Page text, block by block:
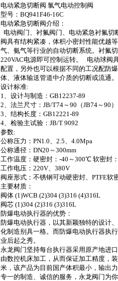
电动紧急切断阀 氯气电动控制阀
型号：BQ941F46-16C
电动紧急切断阀介绍：
电动阀门、衬氟阀门、电动紧急衬氟
阀具有结构紧凑，体积小密封性能优越
气、氨气等行业的自动切断系统。衬氟
220VAC电源即可控制运转。 电动球阀
配置，另外也可以根据不同的工况配防
体、液体输送管道中介质的切断或流通。
设计标准:
1、设计与制造：GB12237-89
2、法兰尺寸：JB/T74～90（JB74～90）
3、结构长度：GB12221-89
4、检验主试验：JB/T 9092
参数:
公称压力：PN1.0、2.5、4.0Mpa
公称通径：DN20～300mm
工作温度：硬密封：-40～300℃ 软密封
工作电压：220V、380V
阀座形式：不锈钢可动硬密封、PTFE软
主要材质：
阀体 (1)WCB (2)304 (3)316 (4)316L
阀芯 (1)304 (2)316 (3)316L
防爆电动执行器的优势：
防爆电动执行器，以其新颖独特的设计
化制造别具一格。而防爆电动执行器执
业后起之秀。
永龙阀门坚持每台执行器采用原产地进
由数控机床加工，从而保证加工精度，
米，该产品为目前国产体积最小，输出
专一的制造、诚信的服务，永龙阀门为